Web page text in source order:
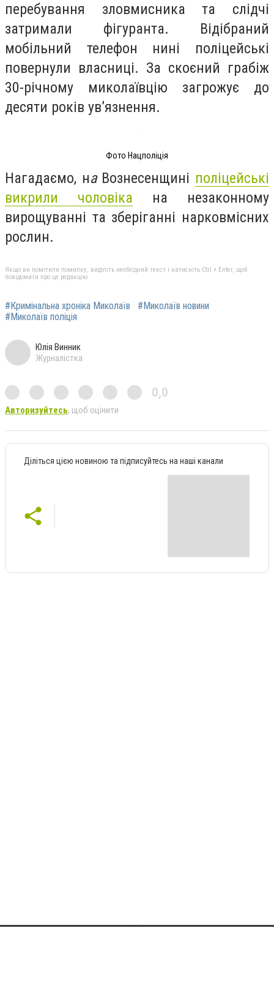
перебування зловмисника та слідчі
затримали фігуранта. Відібраний
мобільний телефон нині поліцейські
повернули власниці. За скоєний грабіж
30-річному миколаївцію загрожує до
десяти років увʼязнення.
Фото Нацполіція
Нагадаємо, наВознесенщині поліцейські
викрили чоловіка на незаконному
вирощуванні та зберіганні нарковмісних
рослин.
Якщо ви помітили помилку, виділіть необхідний текст і натисніть Ctrl + Enter, щоб
повідомити про це редакцію
#Кримінальна хроніка Миколаїв
#Миколаїв новини
#Миколаїв поліція
Юлія Винник
Журналістка
0,0
Авторизуйтесь, щоб оцінити
Діліться цією новиною та підписуйтесь на наші канали